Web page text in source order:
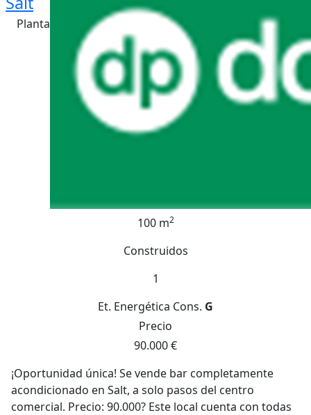
Planta
100 m2
Construidos
1
Et. Energética Cons. G
Precio
90.000 €
¡Oportunidad única! Se vende bar completamente
acondicionado en Salt, a solo pasos del centro
comercial. Precio: 90.000? Este local cuenta con todas